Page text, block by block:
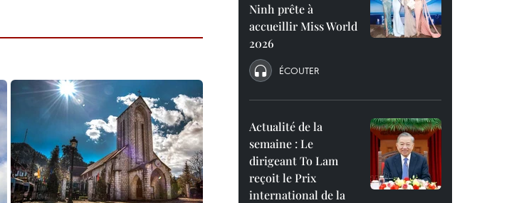
Ninh prête à
accueillir Miss World
2026
ÉCOUTER
Actualité de la
semaine : Le
dirigeant To Lam
reçoit le Prix
international de la